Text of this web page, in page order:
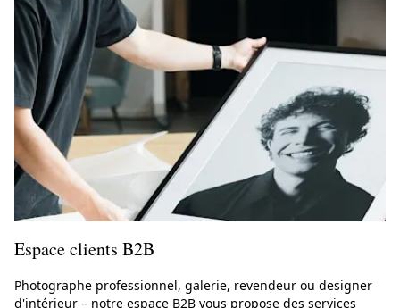
Espace clients B2B
Photographe professionnel, galerie, revendeur ou designer
d'intérieur – notre espace B2B vous propose des services